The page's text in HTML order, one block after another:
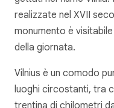
realizzate nel XVII
monumento è
della giornata.
Vilnius è un comodo
luoghi circostanti, tra
trentina di chilometri